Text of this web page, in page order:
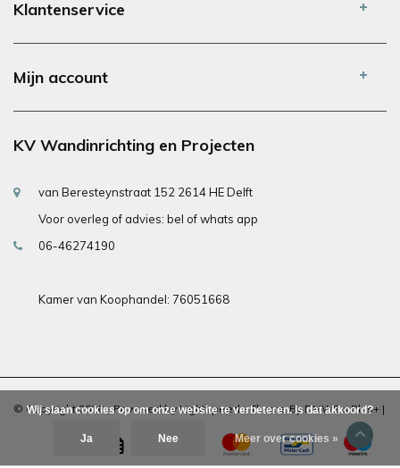
Klantenservice
Mijn account
KV Wandinrichting en Projecten
van Beresteynstraat 152 2614 HE Delft
Voor overleg of advies: bel of whats app
06-46274190
Kamer van Koophandel: 76051668
© Copyright 2026 - Powered byLightspeed- Theme By DMWSxPlus+ |
Wij slaan cookies op om onze website te verbeteren. Is dat akkoord?
Ja Nee Meer over cookies »